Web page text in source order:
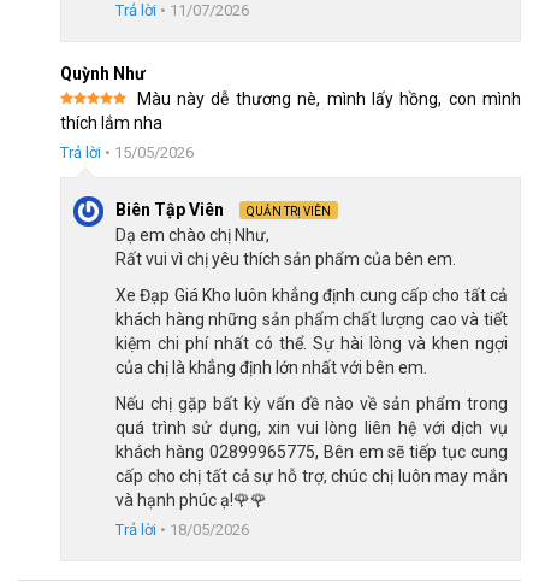
đùm cho bánh sau. Hệ thống phanh này đảm bảo cho bé dễ
dàng kiểm soát tốc độ xe.
Việc sử dụng cả phanh gôm và phanh đùm cũng góp phần cung
cấp khả năng dừng xe một cách nhẹ nhàng và an toàn. Đây là
một tính năng quan trọng, giúp các bậc phụ huynh yên tâm hơn
khi cho trẻ tập đạp xe.
Hệ thống phanh gôm bánh trước và phanh đùm bánh sau
Trả lời • 11/07/2026
Quỳnh Như
Được xếp
hạng55
sao
Màu này dễ thương nè, mình lấy hồng, con mình
thích lắm nha
Trả lời • 15/05/2026
Biên Tập Viên QUẢN TRỊ VIÊN
Dạ em chào chị Như,
Rất vui vì chị yêu thích sản phẩm của bên em.
Xe Đạp Giá Kho luôn khẳng định cung cấp cho tất cả
khách hàng những sản phẩm chất lượng cao và tiết
kiệm chi phí nhất có thể. Sự hài lòng và khen ngợi
của chị là khẳng định lớn nhất với bên em.
Nếu chị gặp bất kỳ vấn đề nào về sản phẩm trong
quá trình sử dụng, xin vui lòng liên hệ với dịch vụ
khách hàng 02899965775, Bên em sẽ tiếp tục cung
cấp cho chị tất cả sự hỗ trợ, chúc chị luôn may mắn
và hạnh phúc ạ!🌹🌹
Trả lời • 18/05/2026